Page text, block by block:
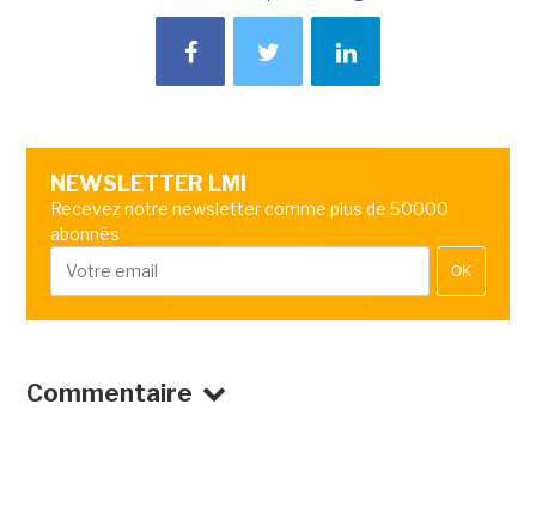
NEWSLETTER LMI
Recevez notre newsletter comme plus de 50000
abonnés
OK
Commentaire